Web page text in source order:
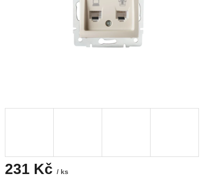
231 Kč / ks